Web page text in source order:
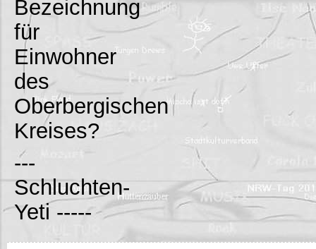
Bezeichnung
für
Einwohner
des
Oberbergischen
Kreises?
---
Schluchten-
Yeti -----